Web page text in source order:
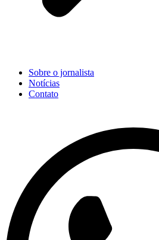
Sobre o jornalista
Notícias
Contato